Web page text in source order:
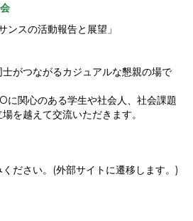
ンスの活動報告と展望」
がつながるカジュアルな懇親の場で
に関心のある学生や社会人、社会課題
を越えて交流いただきます。
ださい。
(外部サイトに遷移します。)